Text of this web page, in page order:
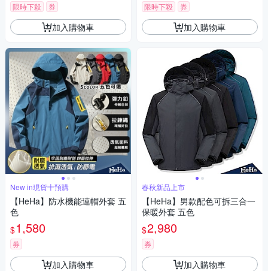
限時下殺 券
加入購物車
New in現貨十預購
【HeHa】防水機能連帽外套 五
色
$1,580
券
加入購物車
限時下殺 券
加入購物車
春秋新品上市
【HeHa】男款配色可拆三合一
保暖外套 五色
$2,980
券
加入購物車